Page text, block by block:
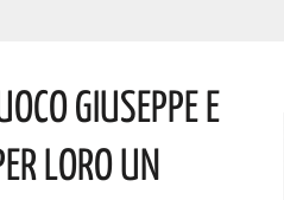
Giuseppe E
Loro Un